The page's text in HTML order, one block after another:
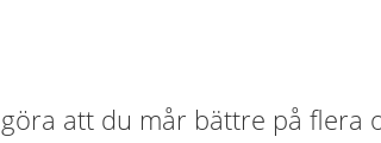
att du mår bättre på flera